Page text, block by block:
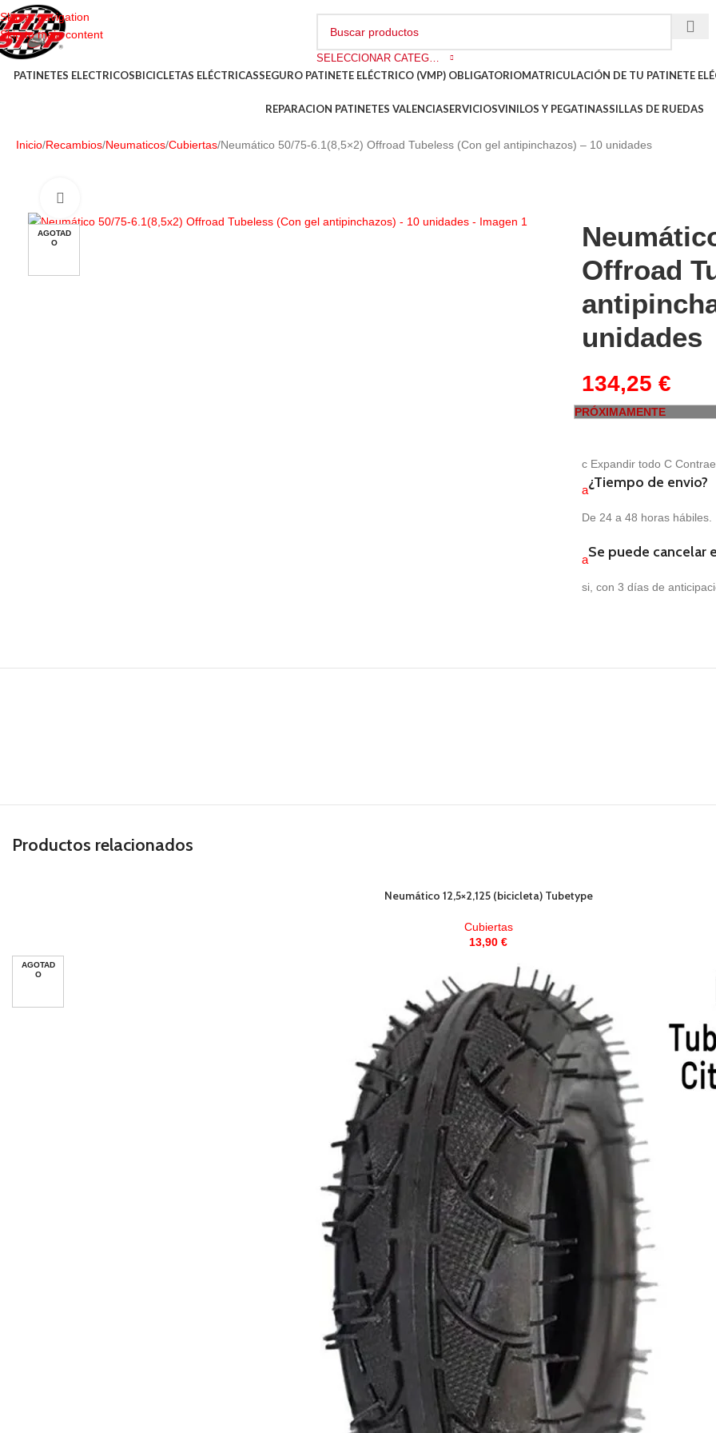
Skip to navigation
Skip to main content
SELECCIONAR CATEGORÍA
PATINETES ELECTRICOSBICICLETAS ELÉCTRICASSEGURO PATINETE ELÉCTRICO (VMP) OBLIGATORIOMATRICULACIÓN DE TU PATINETE
REPARACION PATINETES VALENCIASERVICIOSVINILOS Y PEGATINASSILLAS DE RUEDAS
Inicio Recambios Neumaticos Cubiertas Neumático 50/75-6.1(8,5×2) Offroad Tubeless (Con gel antipinchazos) – 10 unidades
AGOTAD
O
Offroad
unidades
134,25€
c Expandir todoC
a¿Tiempo de envio?
De 24 a 48 horas hábiles.
aSe puede cancelar
si, con 3 días de
PRÓXIMAMENTE
Productos relacionados
Neumático 12,5×2,125 (bicicleta) Tubetype
Cubiertas
13,90 €
AGOTAD
O